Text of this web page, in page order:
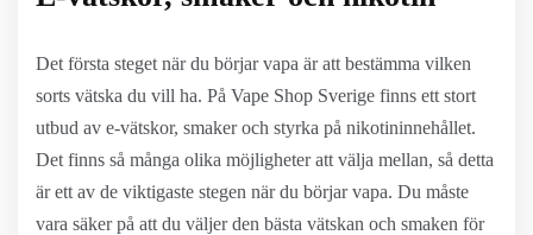
Det första steget när du börjar vapa är att bestämma vilken
sorts vätska du vill ha. På Vape Shop Sverige finns ett stort
utbud av e-vätskor, smaker och styrka på nikotininnehållet.
Det finns så många olika möjligheter att välja mellan, så detta
är ett av de viktigaste stegen när du börjar vapa. Du måste
vara säker på att du väljer den bästa vätskan och smaken för